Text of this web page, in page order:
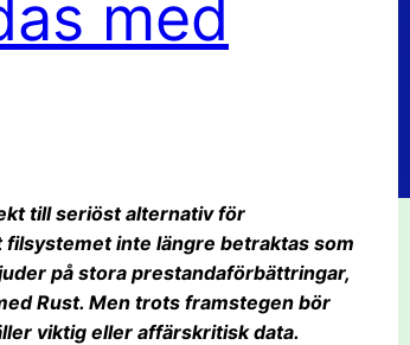
med
till seriöst alternativ för
inte längre betraktas som
på stora prestandaförbättringar,
Rust. Men trots framstegen bör
viktig eller affärskritisk data.